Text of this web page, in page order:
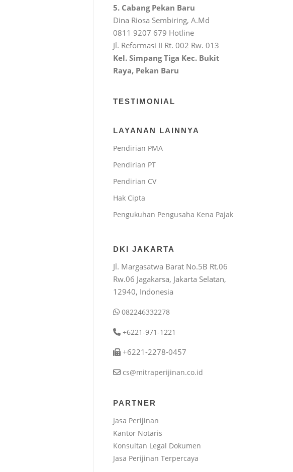
5. Cabang Pekan Baru
Dina Riosa Sembiring, A.Md
0811 9207 679 Hotline
Jl. Reformasi II Rt. 002 Rw. 013
Kel. Simpang Tiga Kec. Bukit
Raya, Pekan Baru
TESTIMONIAL
LAYANAN LAINNYA
Pendirian PMA
Pendirian PT
Pendirian CV
Hak Cipta
Pengukuhan Pengusaha Kena Pajak
DKI JAKARTA
Jl. Margasatwa Barat No.5B Rt.06
Rw.06 Jagakarsa, Jakarta Selatan,
12940, Indonesia
082246332278
+6221-971-1221
+6221-2278-0457
cs@mitraperijinan.co.id
PARTNER
Jasa Perijinan
Kantor Notaris
Konsultan Legal Dokumen
Jasa Perijinan Terpercaya